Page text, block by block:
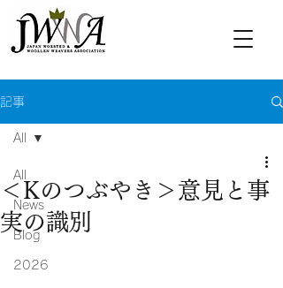
記事
All
News
Blog
2026
All
＜Kのつぶやき＞意見と事
実の識別